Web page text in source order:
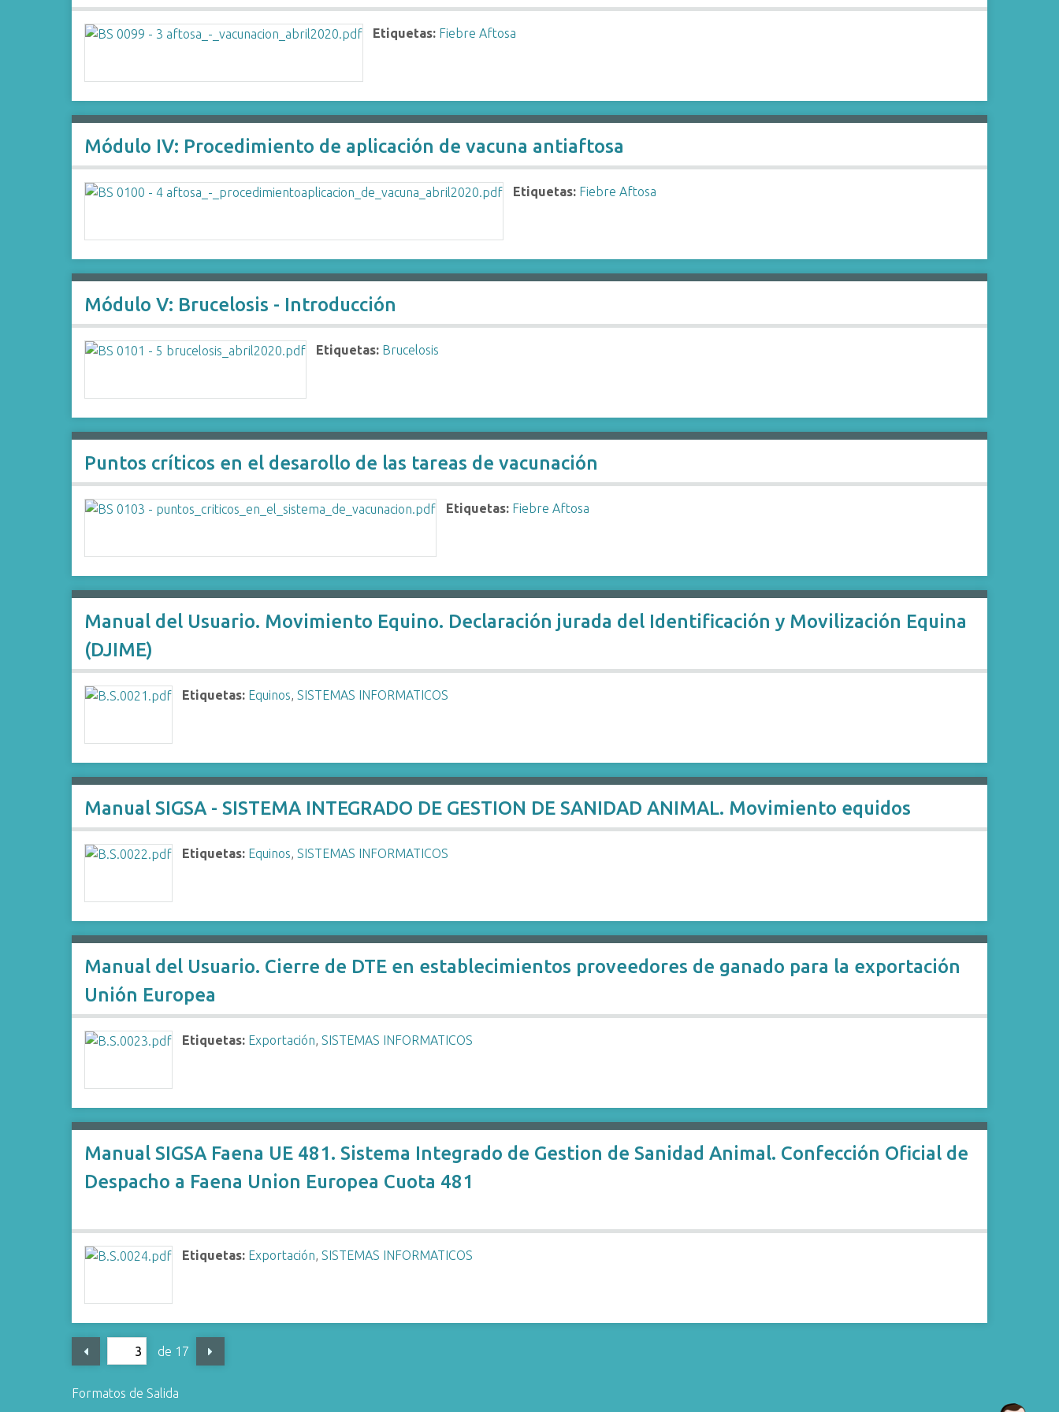
Etiquetas: Fiebre Aftosa
Módulo IV: Procedimiento de aplicación de vacuna antiaftosa
Etiquetas: Fiebre Aftosa
Módulo V: Brucelosis - Introducción
Etiquetas: Brucelosis
Puntos críticos en el desarollo de las tareas de vacunación
Etiquetas: Fiebre Aftosa
Manual del Usuario. Movimiento Equino. Declaración jurada del Identificación y Movilización Equina
(DJIME)
Etiquetas: Equinos,SISTEMAS INFORMATICOS
Manual SIGSA - SISTEMA INTEGRADO DE GESTION DE SANIDAD ANIMAL. Movimiento equidos
Etiquetas: Equinos,SISTEMAS INFORMATICOS
Manual del Usuario. Cierre de DTE en establecimientos proveedores de ganado para la exportación
Unión Europea
Etiquetas: Exportación,SISTEMAS INFORMATICOS
Manual SIGSA Faena UE 481. Sistema Integrado de Gestion de Sanidad Animal. Confección Oficial de
Despacho a Faena Union Europea Cuota 481
Etiquetas: Exportación,SISTEMAS INFORMATICOS
de 17
Formatos de Salida